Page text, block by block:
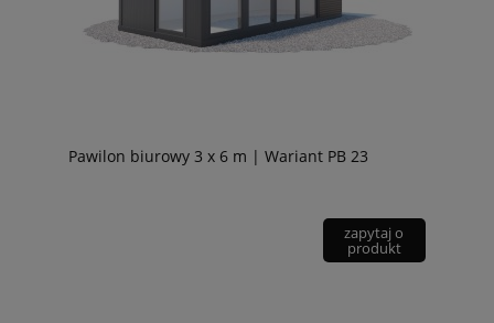
Pawilon biurowy 3 x 6 m | Wariant PB 23
zapytaj o
produkt